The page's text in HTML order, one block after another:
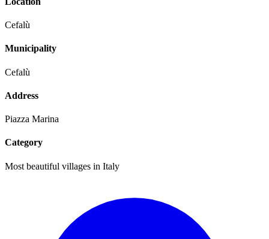
Cefalù
Municipality
Cefalù
Address
Piazza Marina
Category
Most beautiful villages in Italy